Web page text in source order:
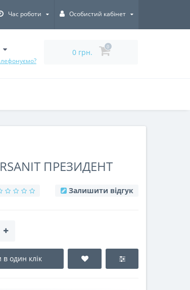
Час роботи Особистий кабінет
0 грн.
0
ПРЕЗИДЕНТ
Залишити відгук
в один клік